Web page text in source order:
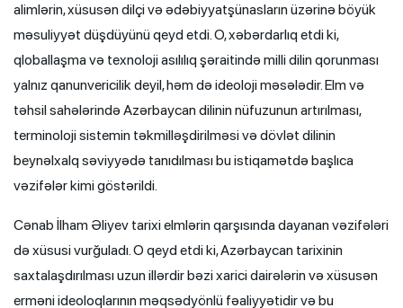
alimlərin, xüsusən dilçi və ədəbiyyatşünasların üzərinə böyük
məsuliyyət düşdüyünü qeyd etdi. O, xəbərdarlıq etdi ki,
qloballaşma və texnoloji asılılıq şəraitində milli dilin qorunması
yalnız qanunvericilik deyil, həm də ideoloji məsələdir. Elm və
təhsil sahələrində Azərbaycan dilinin nüfuzunun artırılması,
terminoloji sistemin təkmilləşdirilməsi və dövlət dilinin
beynəlxalq səviyyədə tanıdılması bu istiqamətdə başlıca
vəzifələr kimi göstərildi.
Cənab İlham Əliyev tarixi elmlərin qarşısında dayanan vəzifələri
də xüsusi vurğuladı. O qeyd etdi ki, Azərbaycan tarixinin
saxtalaşdırılması uzun illərdir bəzi xarici dairələrin və xüsusən
erməni ideoloqlarının məqsədyönlü fəaliyyətidir və bu